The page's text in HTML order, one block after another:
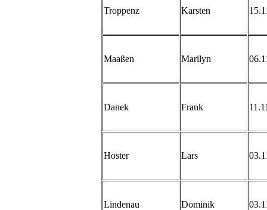
Troppenz Karsten
Maaßen Marilyn
Danek Frank
Hoster Lars
Lindenau Dominik